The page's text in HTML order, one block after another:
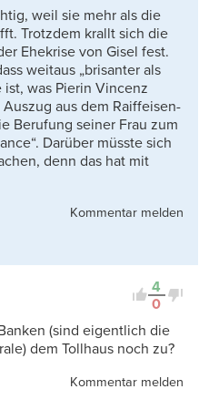
weil sie mehr als die
Trotzdem krallt sich die
Ehekrise von Gisel fest.
weitaus „brisanter als
was Pierin Vincenz
aus dem Raiffeisen-
Berufung seiner Frau zum
Darüber müsste sich
denn das hat mit
Kommentar melden
4
0
(sind eigentlich die
dem Tollhaus noch zu?
Kommentar melden